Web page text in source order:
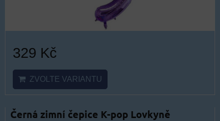
329 Kč
ZVOLTE VARIANTU
Černá zimní čepice K-pop Lovkyně